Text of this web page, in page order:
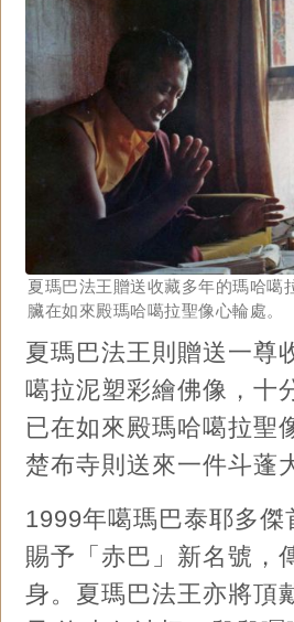
夏瑪巴法王贈送收藏多年的瑪哈噶
臟在如來殿瑪哈噶拉聖像心輪處。
夏瑪巴法王則贈送一尊
噶拉泥塑彩繪佛像，十
已在如來殿瑪哈噶拉聖
楚布寺則送來一件斗蓬
1999年噶瑪巴泰耶多傑
賜予「赤巴」新名號，
身。夏瑪巴法王亦將頂